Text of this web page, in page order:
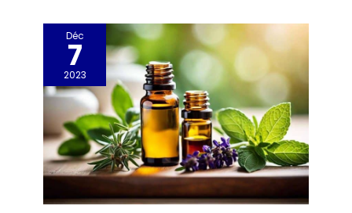
Déc
7
2023